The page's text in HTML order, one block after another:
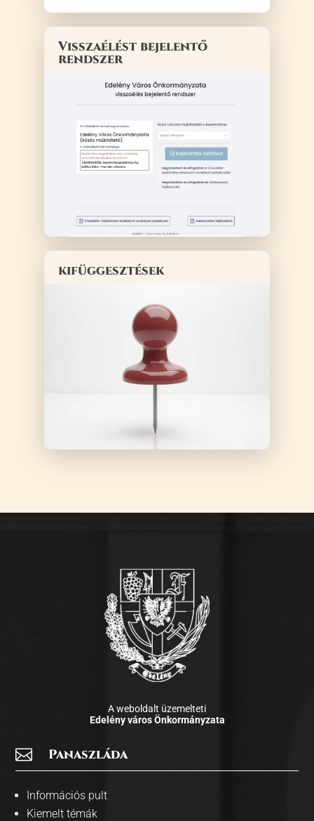
Visszaélést bejelentő
rendszer
kifüggesztések
A weboldalt üzemelteti
Edelény város Önkormányzata
 Panaszláda
Információs pult
Kiemelt témák